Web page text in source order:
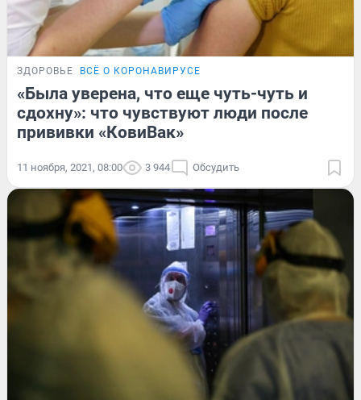
ЗДОРОВЬЕ ВСЁ О КОРОНАВИРУСЕ
«Была уверена, что еще чуть-чуть и
сдохну»: что чувствуют люди после
прививки «КовиВак»
11 ноября, 2021, 08:00 3 944 Обсудить